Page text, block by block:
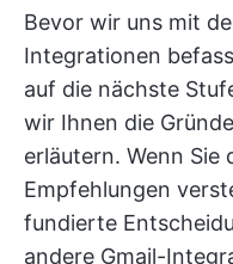
Bevor wir uns mit
Integrationen
auf die nächste
wir Ihnen die
erläutern. Wenn Sie
Empfehlungen
fundierte
andere Gmail-